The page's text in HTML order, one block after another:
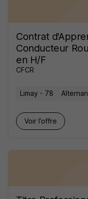
Contrat
Conducteur
en H/F
CFCR
Limay - 78
Voir l’offre